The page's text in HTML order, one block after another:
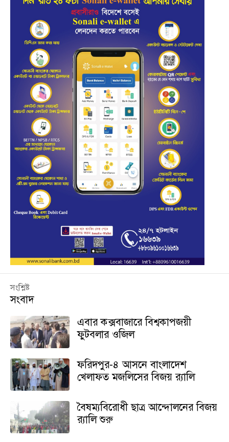
সংশ্লিষ্ট
সংবাদ
এবার কক্সবাজারে বিশ্বকাপজয়ী
ফুটবলার ওজিল
ফরিদপুর-৪ আসনে বাংলাদেশ
খেলাফত মজলিসের বিজয় র‌্যালি
বৈষম্যবিরোধী ছাত্র আন্দোলনের বিজয়
র‍্যালি শুরু